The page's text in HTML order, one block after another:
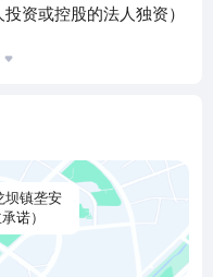
资或控股的法人独资）
坝镇垄安
诺）